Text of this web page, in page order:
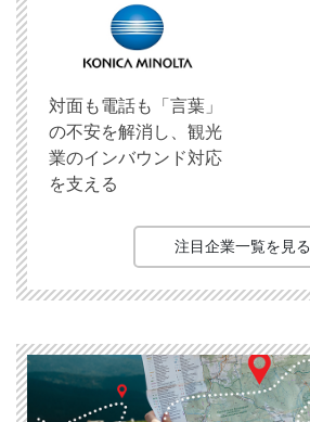
対面も電話も「言葉」
の不安を解消し、観光
業のインバウンド対応
を支える
注目企業一覧を見る